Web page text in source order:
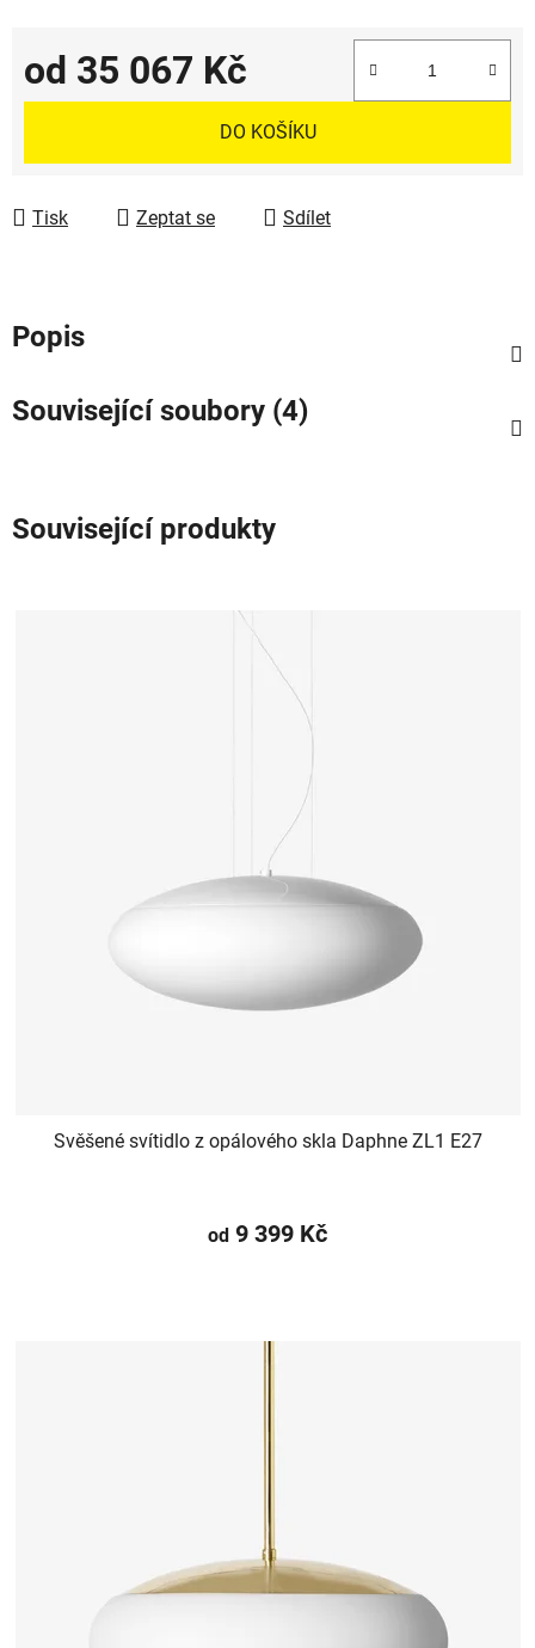
od 35 067 Kč
Měrná cena:
DO KOŠÍKU
Tisk Zeptat se Sdílet
Popis
Související soubory (4)
Související produkty
Svěšené svítidlo z opálového skla Daphne ZL1 E27
od 9 399 Kč